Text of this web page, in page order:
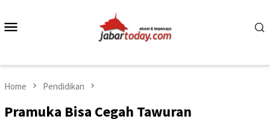
content
Home Pendidikan
Pramuka Bisa Cegah Tawuran